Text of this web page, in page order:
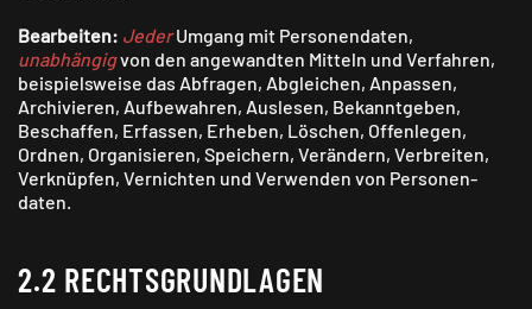
Bearbeiten: JederUmgang mit Personen­daten,
unabhängigvon den angewandten Mitteln und Verfahren,
beispielsweise das Abfragen, Abgleichen, Anpassen,
Archivieren, Aufbewahren, Auslesen, Bekannt­geben,
Beschaffen, Erfassen, Erheben, Löschen, Offenlegen,
Ordnen, Organisieren, Speichern, Verändern, Verbreiten,
Verknüpfen, Vernichten und Verwenden von Personen­
daten.
2.2 RECHTS­GRUNDLAGEN